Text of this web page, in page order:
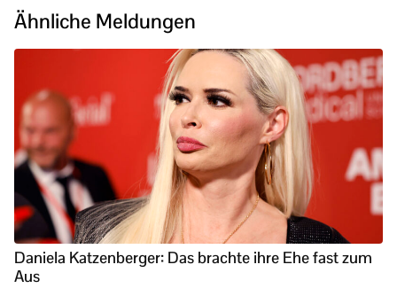
Ähnliche Meldungen
Daniela Katzenberger: Das brachte ihre Ehe fast zum
Aus